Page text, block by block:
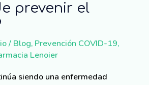
prevenir el
/ Blog, Prevención COVID-19,
Lenoier
siendo una enfermedad